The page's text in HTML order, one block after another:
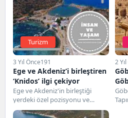
Turizm
3 Yıl Önce191
Ege ve Akdeniz’i birleştiren
‘Knidos’ ilgi çekiyor
Ege ve Akdeniz'in birleştiği
yerdeki özel pozisyonu ve
geçmişte birçok uygarlığa konut
2